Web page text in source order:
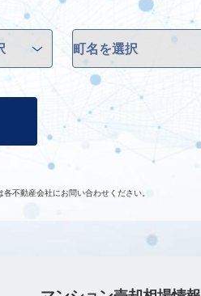
不動産会社にお問い合わせください。